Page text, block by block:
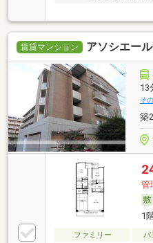
賃貸マンション アソシエー
13
そ
築
管
1
ファミリー バ